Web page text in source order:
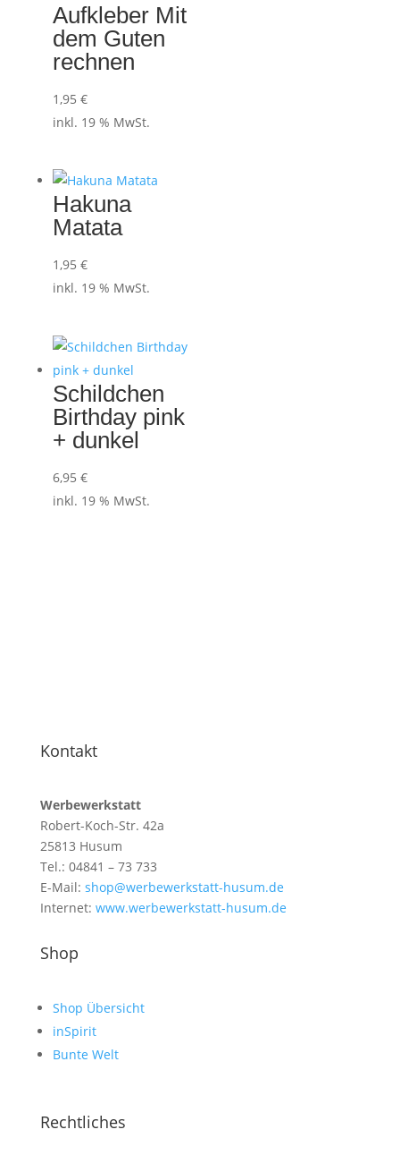
Aufkleber Mit
dem Guten
rechnen
1,95 €
inkl. 19 % MwSt.
Hakuna
Matata
1,95 €
inkl. 19 % MwSt.
Schildchen
Birthday pink
+ dunkel
6,95 €
inkl. 19 % MwSt.
Kontakt
Werbewerkstatt
Robert-Koch-Str. 42a
25813 Husum
Tel.: 04841 – 73 733
E-Mail: shop@werbewerkstatt-husum.de
Internet: www.werbewerkstatt-husum.de
Shop
Shop Übersicht
inSpirit
Bunte Welt
Rechtliches